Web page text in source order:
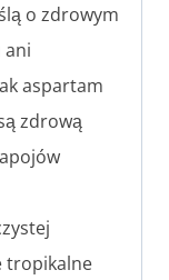
o zdrowym
ani
aspartam
zdrową
tropikalne